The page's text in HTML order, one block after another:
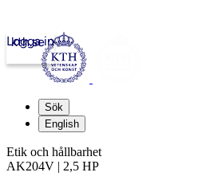
kth.se
Logga in
Sök
English
Etik och hållbarhet
AK204V | 2,5 HP